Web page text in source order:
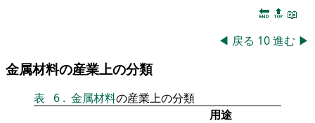
🔚 🔝 📖
◀ 戻る 10進む ▶
金属材料の産業上の分類
表 6 . 金属材料の産業上の分類
用途